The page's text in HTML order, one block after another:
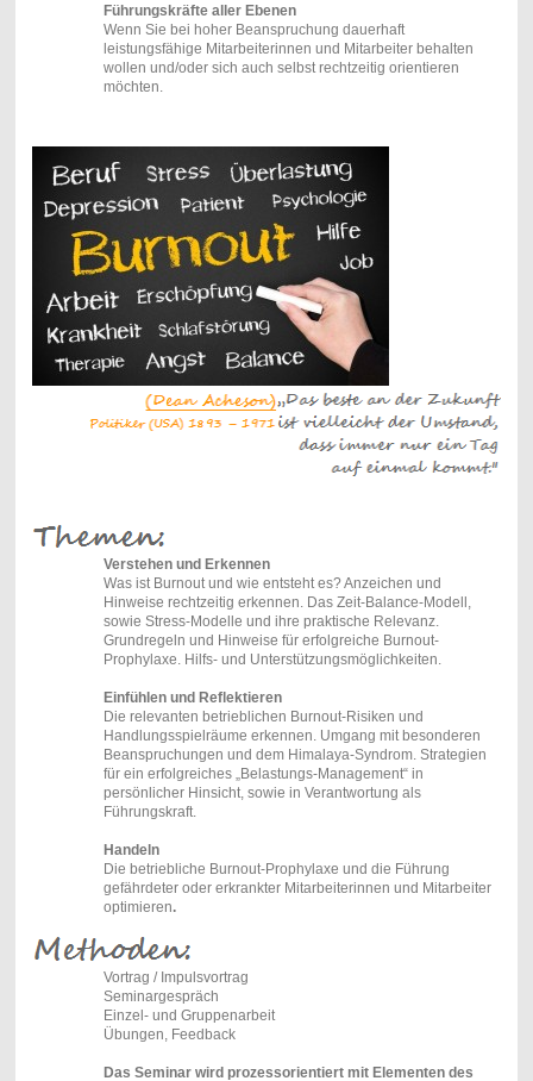
Führungskräfte aller Ebenen
Wenn Sie bei hoher Beanspruchung dauerhaft
leistungsfähige Mitarbeiterinnen und Mitarbeiter behalten
wollen und/oder sich auch selbst rechtzeitig orientieren
möchten.
Verstehen und Erkennen
Was ist Burnout und wie entsteht es? Anzeichen und
Hinweise rechtzeitig erkennen. Das Zeit-Balance-Modell,
sowie Stress-Modelle und ihre praktische Relevanz.
Grundregeln und Hinweise für erfolgreiche Burnout-
Prophylaxe. Hilfs- und Unterstützungsmöglichkeiten.
Einfühlen und Reflektieren
Die relevanten betrieblichen Burnout-Risiken und
Handlungsspielräume erkennen. Umgang mit besonderen
Beanspruchungen und dem Himalaya-Syndrom. Strategien
für ein erfolgreiches „Belastungs-Management“ in
persönlicher Hinsicht, sowie in Verantwortung als
Führungskraft.
Handeln
Die betriebliche Burnout-Prophylaxe und die Führung
gefährdeter oder erkrankter Mitarbeiterinnen und Mitarbeiter
optimieren.
Vortrag / Impulsvortrag
Seminargespräch
Einzel- und Gruppenarbeit
Übungen, Feedback
Das Seminar wird prozessorientiert mit Elementen des